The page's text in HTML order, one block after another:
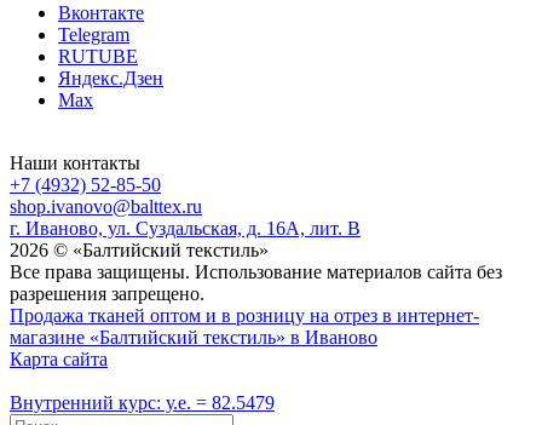
Вконтакте
Telegram
RUTUBE
Яндекс.Дзен
Max
Наши контакты
+7 (4932) 52-85-50
shop.ivanovo@balttex.ru
г. Иваново, ул. Суздальская, д. 16А, лит. В
2026 © «Балтийский текстиль»
Все права защищены. Использование материалов сайта без
разрешения запрещено.
Продажа тканей оптом и в розницу на отрез в интернет-
магазине «Балтийский текстиль» в Иваново
Карта сайта
Внутренний курс: у.е. = 82.5479